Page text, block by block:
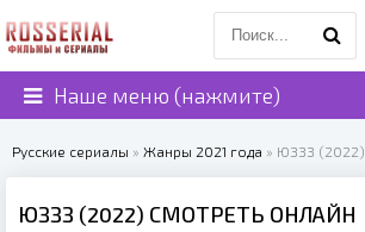
Наше меню (нажмите)
Русские сериалы » Жанры 2021 года » ЮЗЗЗ (2022)
ЮЗЗЗ (2022) СМОТРЕТЬ ОНЛАЙН